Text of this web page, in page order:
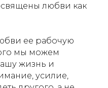
любви как
ее рабочую
мы можем
жизнь и
усилие,